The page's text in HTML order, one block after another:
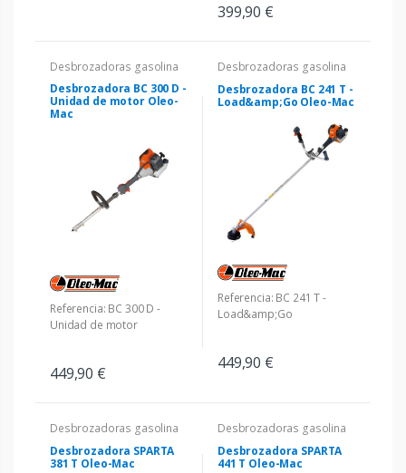
399,90 €
Desbrozadoras gasolina
Desbrozadora BC 300 D -
Unidad de motor Oleo-
Mac
Referencia: BC 300 D -
Unidad de motor
449,90 €
Desbrozadoras gasolina
Desbrozadora BC 241 T -
Load&amp;Go Oleo-Mac
Referencia: BC 241 T -
Load&amp;Go
449,90 €
Desbrozadoras gasolina
Desbrozadora SPARTA
381 T Oleo-Mac
Desbrozadoras gasolina
Desbrozadora SPARTA
441 T Oleo-Mac